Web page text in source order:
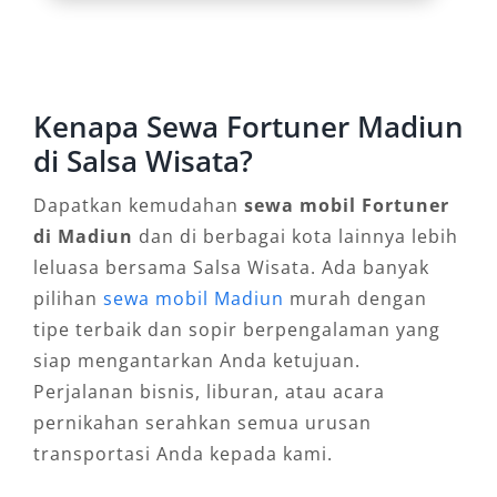
mingguan, maupun bulanan.
Mesin diesel Fortuner yang bertenaga sangat
terutama jika perjalanan dilakukan ke luar kota
seperti ke Surabaya, Ponorogo, atau
Yogyakarta. Keunggulan ini sangat dirasakan
dalam aktivitas perjalanan bisnis yang
membutuhkan efisiensi waktu dan tenaga.
Pilihan varian Fortuner GR dan VRZ pun
memberikan opsi sesuai kebutuhan dan
preferensi pengguna.
Kenapa Sewa Fortuner Madiun
di Salsa Wisata?
Dapatkan kemudahan sewa mobil Fortuner
di Madiun dan di berbagai kota lainnya lebih
leluasa bersama Salsa Wisata. Ada banyak
pilihan sewa mobil Madiun murah dengan
tipe terbaik dan sopir berpengalaman yang
siap mengantarkan Anda ketujuan.
Perjalanan bisnis, liburan, atau acara
pernikahan serahkan semua urusan
transportasi Anda kepada kami.